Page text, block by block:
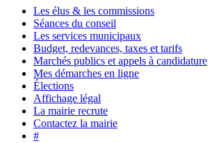
Les élus & les commissions
Séances du conseil
Les services municipaux
Budget, redevances, taxes et tarifs
Marchés publics et appels à candidature
Mes démarches en ligne
Élections
Affichage légal
La mairie recrute
Contactez la mairie
#